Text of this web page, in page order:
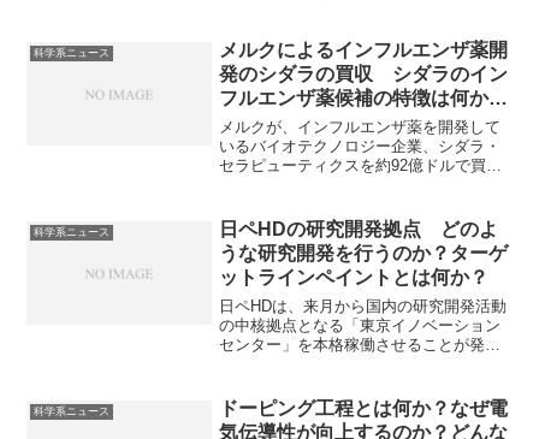
がったものとみられています。赤字の要
因や今後のコネクタ分野の高付加価値領
域はどこかを知ることができます。
科学系ニュース
メルクによるインフルエンザ薬開
発のシダラの買収 シダラのイン
フルエンザ薬候補の特徴は何か？
なぜ長期間効果が続くのか？
メルクが、インフルエンザ薬を開発して
いるバイオテクノロジー企業、シダラ・
セラピューティクスを約92億ドルで買収
徴や長期間作用する理由を知ることがで
きます。
科学系ニュース
日ペHDの研究開発拠点 どのよ
うな研究開発を行うのか？ターゲ
ットラインペイントとは何か？
日ペHDは、来月から国内の研究開発活動
の中核拠点となる「東京イノベーション
センター」を本格稼働させることが発表
に、次世代の塗料・コーティング技術を
開発します。どのような研究開発を行う
科学系ニュース
ドーピング工程とは何か？なぜ電
気伝導性が向上するのか？どんな